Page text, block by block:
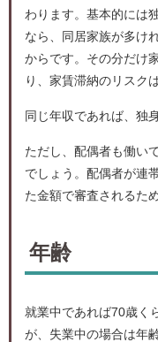
わります。基本的には
なら、同居家族が多け
からです。その分だけ
り、家賃滞納のリスク
同じ年収であれば、独
ただし、配偶者も働い
でしょう。配偶者が連
た金額で審査されるた
年齢
就業中であれば70歳く
が、失業中の場合は年